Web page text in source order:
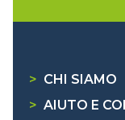
> CHI SIAMO
> AIUTO E